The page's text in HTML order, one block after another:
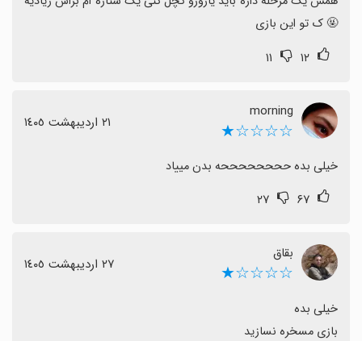
🤬 ک تو این بازی
۱۲ ۱۱
morning
☆☆☆☆★ ٢١ اردیبهشت ١٤٠٥
خیلی بده ححححححححه بدن مییاد
۶۷ ۲۷
بقاق
☆☆☆☆★ ٢٧ اردیبهشت ١٤٠٥
بازی مسخره نسازید